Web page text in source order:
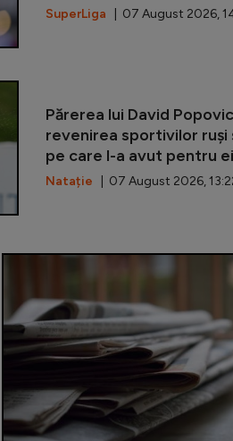
SuperLiga | 07 August 2026,
Părerea lui David
revenirea sportivilor ruși
pe care l-a avut pentru ei
Natație | 07 August 2026,
3 digitalizează relația cu